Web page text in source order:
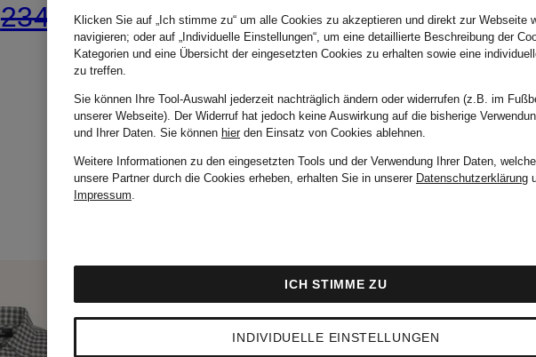
234,99 € Bestpreis:239,99 €
Klicken Sie auf „Ich stimme zu“ um alle Cookies zu akzeptieren und direkt zur Webseite
navigieren; oder auf „Individuelle Einstellungen“, um eine detaillierte Beschreibung der
Kategorien und eine Übersicht der eingesetzten Cookies zu erhalten sowie eine
zu treffen.
Sie können Ihre Tool-Auswahl jederzeit nachträglich ändern oder widerrufen (z.B. im
unserer Webseite). Der Widerruf hat jedoch keine Auswirkung auf die bisherige
und Ihrer Daten. Sie können hierden Einsatz von Cookies ablehnen.
Weitere Informationen zu den eingesetzten Tools und der Verwendung Ihrer Daten,
unsere Partner durch die Cookies erheben, erhalten Sie in unserer Datenschutzerklärung
Impressum.
INDIVIDUELLE EINSTELLUNGEN
ICH STIMME ZU